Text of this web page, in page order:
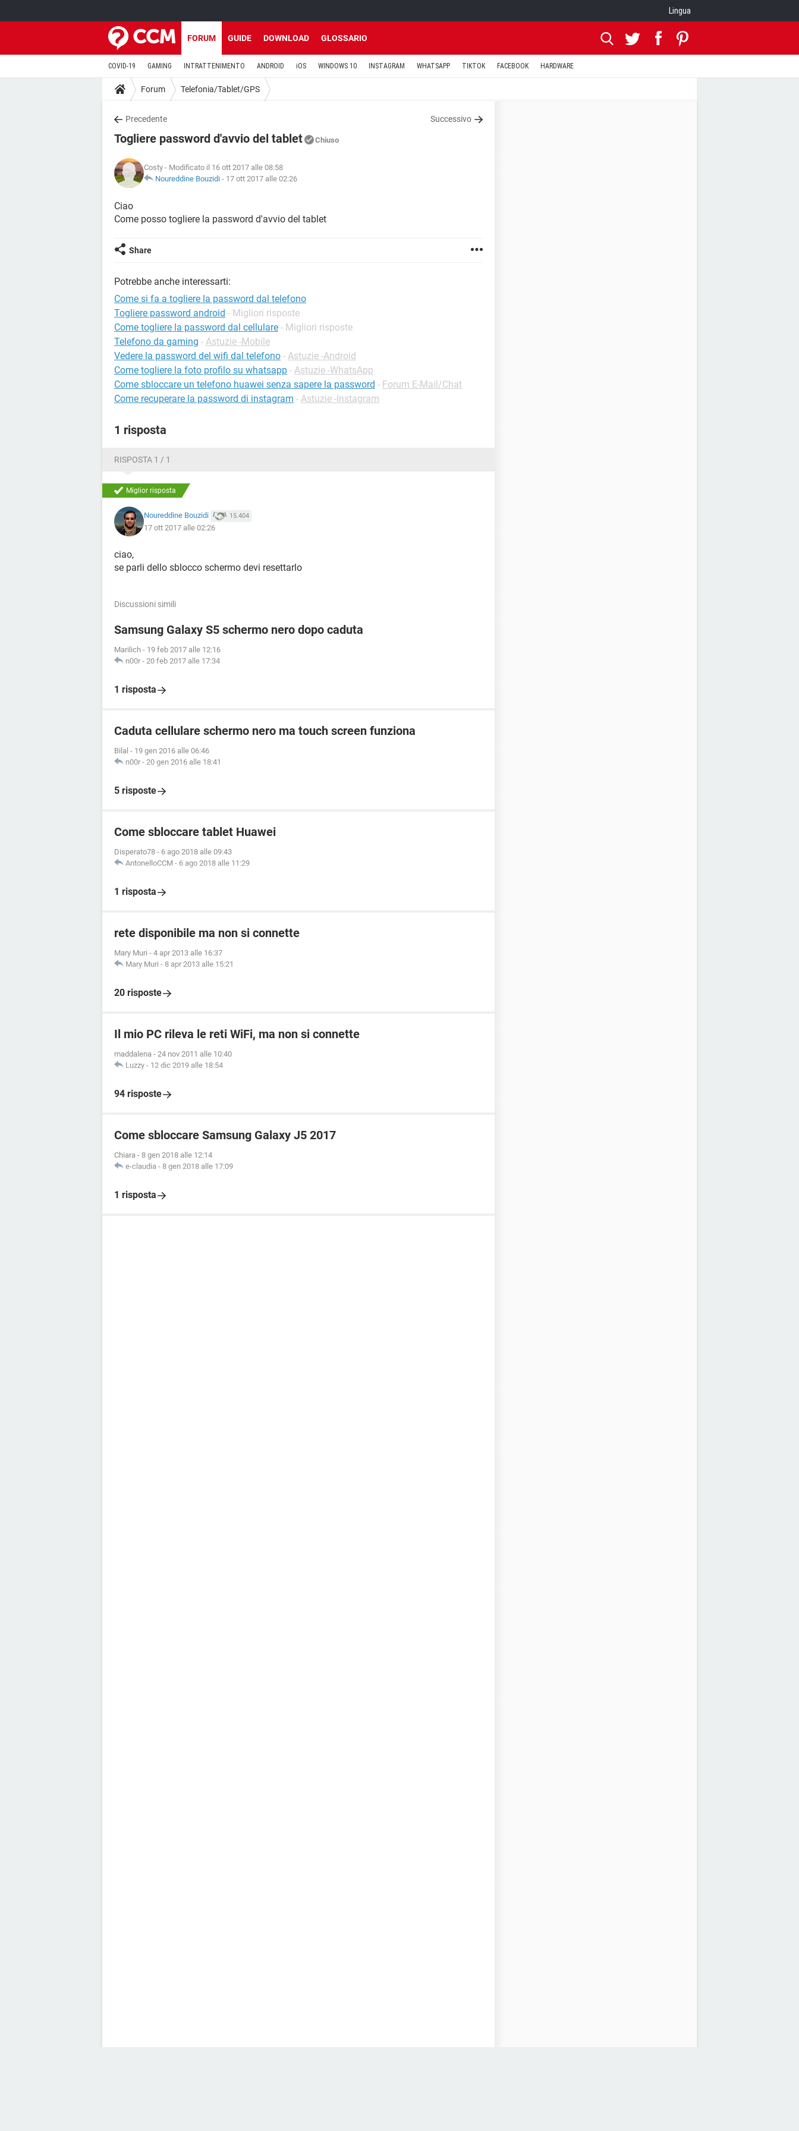
Lingua
FORUM GUIDE DOWNLOAD GLOSSARIO
COVID-19 GAMING INTRATTENIMENTO ANDROID iOS WINDOWS 10 INSTAGRAM WHATSAPP TIKTOK FACEBOOK HARDWARE
Forum Telefonia/Tablet/GPS
Precedente Successivo
Togliere password d'avvio del tablet Chiuso
Costy - Modificato il 16 ott 2017 alle 08:58
Noureddine Bouzidi - 17 ott 2017 alle 02:26
Ciao
Come posso togliere la password d'avvio del tablet
Share
Potrebbe anche interessarti:
Come si fa a togliere la password dal telefono
Togliere password android - Migliori risposte
Come togliere la password dal cellulare - Migliori risposte
Telefono da gaming - Astuzie -Mobile
Vedere la password del wifi dal telefono - Astuzie -Android
Come togliere la foto profilo su whatsapp - Astuzie -WhatsApp
Come sbloccare un telefono huawei senza sapere la password - Forum E-Mail/Chat
Come recuperare la password di instagram - Astuzie -Instagram
1 risposta
RISPOSTA 1 / 1
Miglior risposta
Noureddine Bouzidi 15.404
17 ott 2017 alle 02:26
ciao,
se parli dello sblocco schermo devi resettarlo
Discussioni simili
Samsung Galaxy S5 schermo nero dopo caduta
Marilich - 19 feb 2017 alle 12:16
n00r - 20 feb 2017 alle 17:34
1 risposta
Caduta cellulare schermo nero ma touch screen funziona
Bilal - 19 gen 2016 alle 06:46
n00r - 20 gen 2016 alle 18:41
5 risposte
Come sbloccare tablet Huawei
Disperato78 - 6 ago 2018 alle 09:43
AntonelloCCM - 6 ago 2018 alle 11:29
1 risposta
rete disponibile ma non si connette
Mary Muri - 4 apr 2013 alle 16:37
Mary Muri - 8 apr 2013 alle 15:21
20 risposte
Il mio PC rileva le reti WiFi, ma non si connette
maddalena - 24 nov 2011 alle 10:40
Luzzy - 12 dic 2019 alle 18:54
94 risposte
Come sbloccare Samsung Galaxy J5 2017
Chiara - 8 gen 2018 alle 12:14
e-claudia - 8 gen 2018 alle 17:09
1 risposta